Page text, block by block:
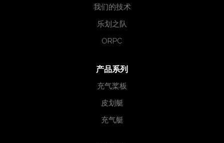
我们的技术
乐划之队
ORPC
产品系列
充气桨板
皮划艇
充气艇